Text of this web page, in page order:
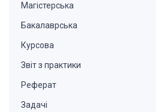
Магістерська
Бакалаврська
Курсова
Звіт з практики
Реферат
Задачі